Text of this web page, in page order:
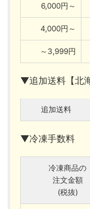
6,000円～
4,000円～
～3,999円
▼追加送料【北
追加送料
▼冷凍手数料
冷凍商品の
注文金額
(税抜)